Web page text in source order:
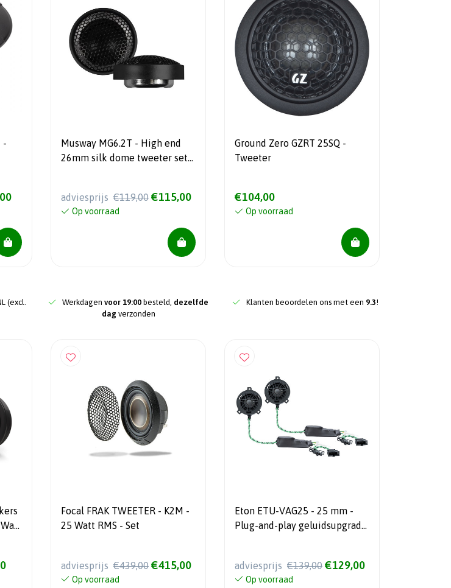
-
Musway MG6.2T - High end
26mm silk dome tweeter set -
adviesprijs €119,00 €115,00
Op voorraad
Ground Zero GZRT 25SQ -
Tweeter
€104,00
Op voorraad
(excl.
Werkdagen voor 19:00 besteld, dezelfde
dag verzonden
Klanten beoordelen ons met een 9.3!
Focal FRAK TWEETER - K2M -
25 Watt RMS - Set
adviesprijs €439,00 €415,00
Op voorraad
Eton ETU-VAG25 - 25 mm -
Plug-and-play geluidsupgrade
adviesprijs €139,00 €129,00
Op voorraad